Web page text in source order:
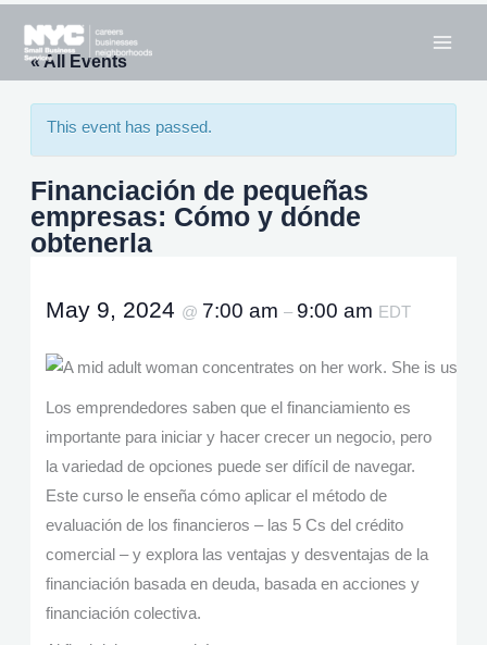
content
« All Events
This event has passed.
Financiación de pequeñas
empresas: Cómo y dónde
obtenerla
May 9, 2024 @ 7:00 am– 9:00 am EDT
Los emprendedores saben que el financiamiento es
importante para iniciar y hacer crecer un negocio, pero
la variedad de opciones puede ser difícil de navegar.
Este curso le enseña cómo aplicar el método de
evaluación de los financieros – las 5 Cs del crédito
comercial – y explora las ventajas y desventajas de la
financiación basada en deuda, basada en acciones y
financiación colectiva.